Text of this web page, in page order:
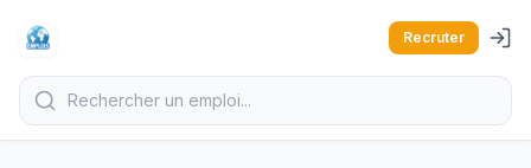
Recruter